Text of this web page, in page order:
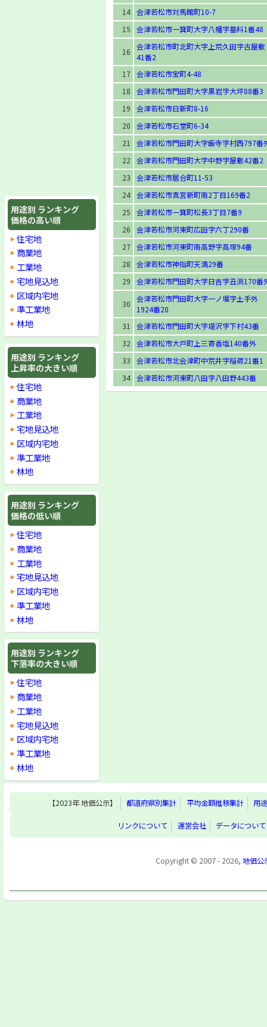
用途別 ランキング
価格の高い順
住宅地
商業地
工業地
宅地見込地
区域内宅地
準工業地
林地
用途別 ランキング
上昇率の大きい順
住宅地
商業地
工業地
宅地見込地
区域内宅地
準工業地
林地
用途別 ランキング
価格の低い順
住宅地
商業地
工業地
宅地見込地
区域内宅地
準工業地
林地
用途別 ランキング
下落率の大きい順
住宅地
商業地
工業地
宅地見込地
区域内宅地
準工業地
林地
14 会津若松市対馬館町10-7
15
会津若松市一箕町大字八幡字墓料1番48
16
会津若松市町北町大字上荒久田字古屋敷
41番2
17 会津若松市宝町4-48
18
会津若松市門田町大字黒岩字大坪88番3
19
会津若松市日新町8-16
20
会津若松市石堂町6-34
21
会津若松市門田町大字飯寺字村西797番
22
会津若松市門田町大字中野字屋敷42番2
23
会津若松市居合町11-53
24 会津若松市真宮新町南2丁目169番2
25
会津若松市一箕町松長3丁目7番9
26
会津若松市河東町広田字六丁290番
27 会津若松市河東町南高野字高塚94番
28
会津若松市神指町天満29番
29
会津若松市門田町大字日吉字丑渕170番
30
会津若松市門田町大字一ノ堰字土手外
1924番20
31
会津若松市門田町大字堤沢字下村43番
32
会津若松市大戸町上三寄香塩140番外
33
会津若松市北会津町中荒井字稲荷21番1
34 会津若松市河東町八田字八田野443番
【2023年 地価公示】 都道府県別集計 平均金額推移集計 用
リンクについて 運営会社 データについて
Copyright © 2007 - 2026, 地価公